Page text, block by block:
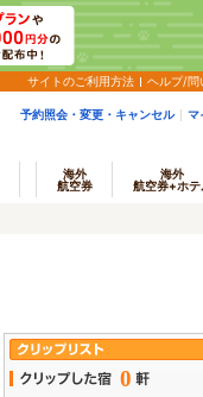
サイトのご利用方法 ヘルプ/問
予約照会・変更・キャンセル マ
海外
航空券
海外
航空券+ホテ
0